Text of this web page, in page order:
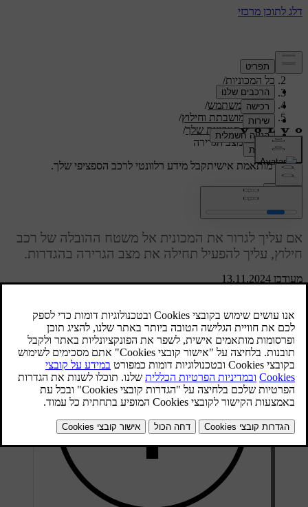
תמיכה/
כל המכוניות/
ES90 2026
/
מדריך למשתמש/
מכונית מושבתת וחילוץ/
גרירת המכונית שלך/
הפעלת מצב הגרירה
תמיכה מותאמת אישיתקבל מידע רלוונטי לרכב הספציפי שלך.
מעודכן 13.11.2024
הפעלת מצב הגרירה
אם עליך לגרור את המכונית אל משטח ההובלה של רכב
חילוץ, עליך להפעיל תחילה את מצב הגרירה בהגדרות.